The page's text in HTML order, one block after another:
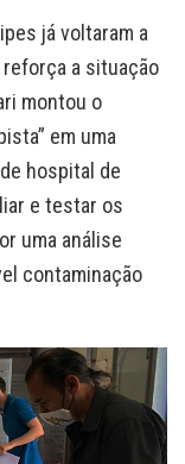
já voltaram a
a situação
montou o
em uma
hospital de
e testar os
uma análise
contaminação